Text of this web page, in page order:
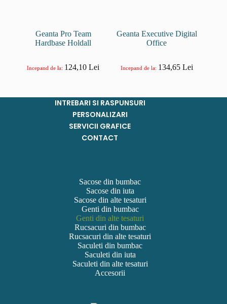
Geanta Pro Team
Hardbase Holdall
Incepand de la: 124,10Lei
Geanta Executive Digital
Office
Incepand de la: 134,65 Lei
INTREBARI SI RASPUNSURI
PERSONALIZARI
SERVICII GRAFICE
CONTACT
Sacose din bumbac
Sacose din iuta
Sacose din alte tesaturi
Genti din bumbac
Genti din alte tesaturi
Rucsacuri din bumbac
Rucsacuri din alte tesaturi
Saculeti din bumbac
Saculeti din iuta
Saculeti din alte tesaturi
Accesorii